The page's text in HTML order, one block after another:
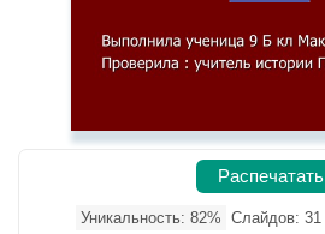
Распечатать
Уникальность: 82% Слайдов: 31